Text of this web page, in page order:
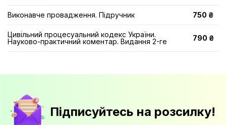
Виконавче провадження. Підручник 750 ₴
Цивільний процесуальний кодекс України.
Науково-практичний коментар. Видання 2-ге
790 ₴
Підписуйтесь на розсилку!